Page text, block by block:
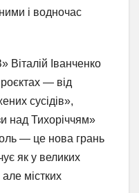
і водночас
Віталій Іванченко
— від
сусідів»,
над Тихоріччям»
— це нова грань
як у великих
містких